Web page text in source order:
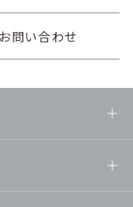
お問い合わせ